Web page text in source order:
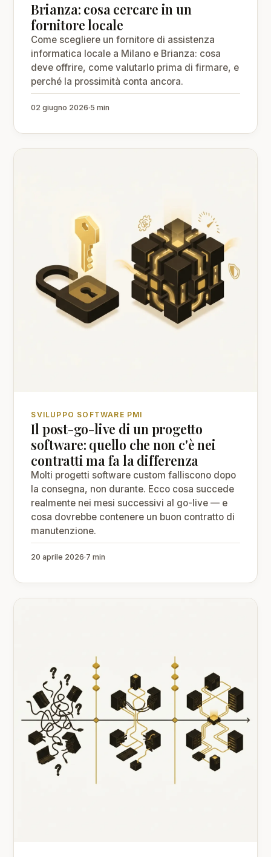
Brianza: cosa cercare in un
fornitore locale
Come scegliere un fornitore di assistenza
informatica locale a Milano e Brianza: cosa
deve offrire, come valutarlo prima di firmare, e
perché la prossimità conta ancora.
02 giugno 2026·5 min
SVILUPPO SOFTWARE PMI
Il post-go-live di un progetto
software: quello che non c'è nei
contratti ma fa la differenza
Molti progetti software custom falliscono dopo
la consegna, non durante. Ecco cosa succede
realmente nei mesi successivi al go-live — e
cosa dovrebbe contenere un buon contratto di
manutenzione.
20 aprile 2026·7 min